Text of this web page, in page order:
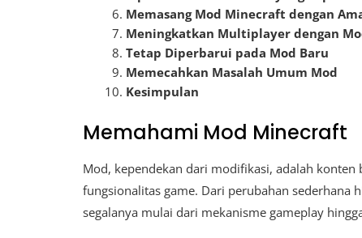
Memasang Mod Minecraft dengan
Meningkatkan Multiplayer dengan
Tetap Diperbarui pada Mod Baru
Memecahkan Masalah Umum Mod
Kesimpulan
Memahami Mod Minecraft
Mod, kependekan dari modifikasi, adalah
fungsionalitas game. Dari perubahan sederhana
segalanya mulai dari mekanisme gameplay